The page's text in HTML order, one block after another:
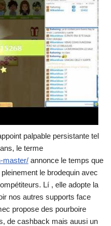
palpable persistante tel
le terme
master/ annonce le temps que
le brodequin avec
Lí , elle adopte la
nos autres supports face
propose des pourboire
de cashback mais auusi un